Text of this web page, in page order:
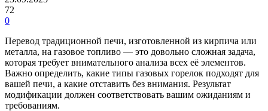
72
0
Перевод традиционной печи, изготовленной из кирпича или
металла, на газовое топливо — это довольно сложная задача,
которая требует внимательного анализа всех её элементов.
Важно определить, какие типы газовых горелок подходят для
вашей печи, а какие отставить без внимания. Результат
модификации должен соответствовать вашим ожиданиям и
требованиям.